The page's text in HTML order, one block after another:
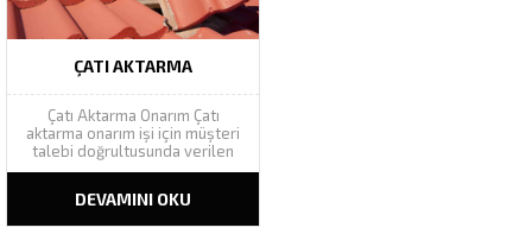
ÇATI AKTARMA
Çatı Aktarma Onarım Çatı
aktarma onarım işi için müşteri
talebi doğrultusunda verilen
adrese keşif yapılarak en uygun
müşterimize sunulur. Çatının
karkas durumu
DEVAMINI OKU